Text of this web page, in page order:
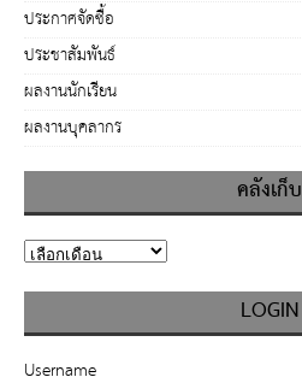
ประกาศจัดซื้อ
ประชาสัมพันธ์
ผลงานนักเรียน
ผลงานบุคลากร
คลังเก็บ
LOGIN